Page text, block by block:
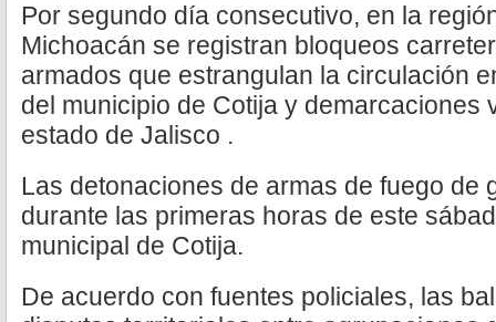
Por segundo día consecutivo, en la
Michoacán se registran bloqueos
armados que estrangulan la circulación
del municipio de Cotija y demarcaciones
estado de Jalisco .
Las detonaciones de armas de fuego de
durante las primeras horas de este
municipal de Cotija.
De acuerdo con fuentes policiales, las